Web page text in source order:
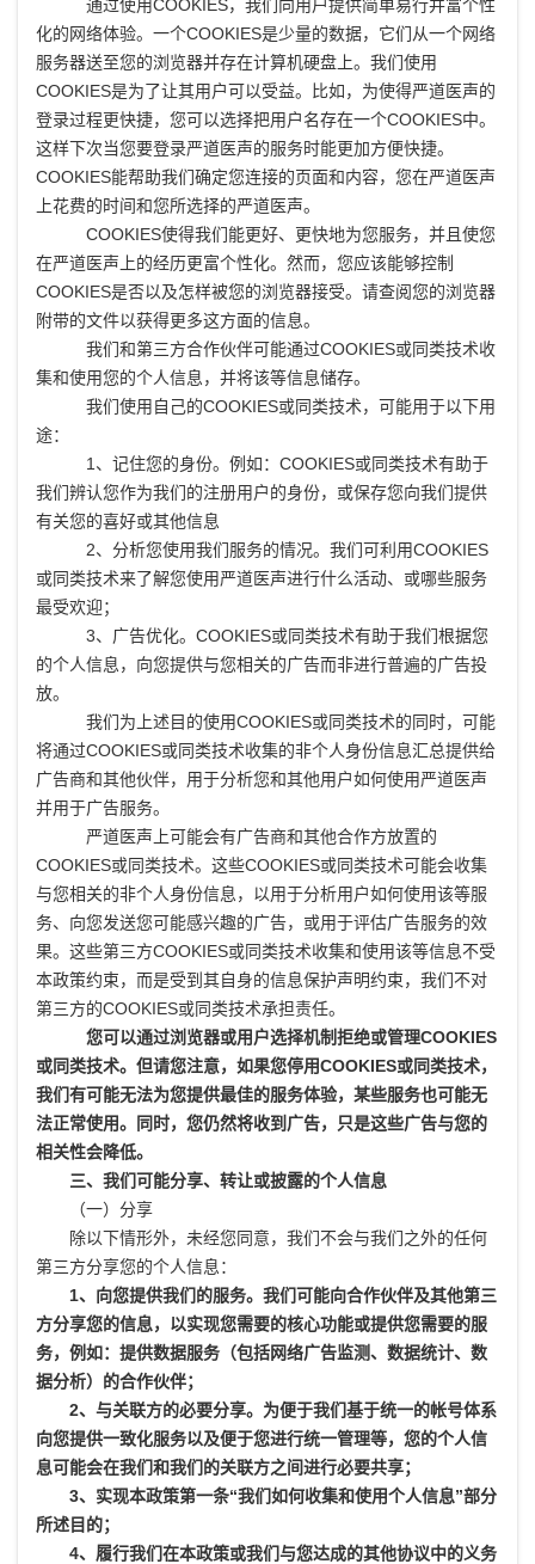
通过使用COOKIES，我们向用户提供简单易行并富个性
化的网络体验。一个COOKIES是少量的数据，它们从一个网络
服务器送至您的浏览器并存在计算机硬盘上。我们使用
COOKIES是为了让其用户可以受益。比如，为使得严道医声的
登录过程更快捷，您可以选择把用户名存在一个COOKIES中。
这样下次当您要登录严道医声的服务时能更加方便快捷。
COOKIES能帮助我们确定您连接的页面和内容，您在严道医声
上花费的时间和您所选择的严道医声。
COOKIES使得我们能更好、更快地为您服务，并且使您
在严道医声上的经历更富个性化。然而，您应该能够控制
COOKIES是否以及怎样被您的浏览器接受。请查阅您的浏览器
附带的文件以获得更多这方面的信息。
我们和第三方合作伙伴可能通过COOKIES或同类技术收
集和使用您的个人信息，并将该等信息储存。
我们使用自己的COOKIES或同类技术，可能用于以下用
途：
1、记住您的身份。例如：COOKIES或同类技术有助于
我们辨认您作为我们的注册用户的身份，或保存您向我们提供
有关您的喜好或其他信息
2、分析您使用我们服务的情况。我们可利用COOKIES
或同类技术来了解您使用严道医声进行什么活动、或哪些服务
最受欢迎；
3、广告优化。COOKIES或同类技术有助于我们根据您
的个人信息，向您提供与您相关的广告而非进行普遍的广告投
放。
我们为上述目的使用COOKIES或同类技术的同时，可能
将通过COOKIES或同类技术收集的非个人身份信息汇总提供给
广告商和其他伙伴，用于分析您和其他用户如何使用严道医声
并用于广告服务。
严道医声上可能会有广告商和其他合作方放置的
COOKIES或同类技术。这些COOKIES或同类技术可能会收集
与您相关的非个人身份信息，以用于分析用户如何使用该等服
务、向您发送您可能感兴趣的广告，或用于评估广告服务的效
果。这些第三方COOKIES或同类技术收集和使用该等信息不受
本政策约束，而是受到其自身的信息保护声明约束，我们不对
第三方的COOKIES或同类技术承担责任。
您可以通过浏览器或用户选择机制拒绝或管理COOKIES
或同类技术。但请您注意，如果您停用COOKIES或同类技术，
我们有可能无法为您提供最佳的服务体验，某些服务也可能无
法正常使用。同时，您仍然将收到广告，只是这些广告与您的
相关性会降低。
三、我们可能分享、转让或披露的个人信息
（一）分享
除以下情形外，未经您同意，我们不会与我们之外的任何
第三方分享您的个人信息：
1、向您提供我们的服务。我们可能向合作伙伴及其他第三
方分享您的信息，以实现您需要的核心功能或提供您需要的服
务，例如：提供数据服务（包括网络广告监测、数据统计、数
据分析）的合作伙伴；
2、与关联方的必要分享。为便于我们基于统一的帐号体系
向您提供一致化服务以及便于您进行统一管理等，您的个人信
息可能会在我们和我们的关联方之间进行必要共享；
3、实现本政策第一条“我们如何收集和使用个人信息”部分
所述目的；
4、履行我们在本政策或我们与您达成的其他协议中的义务